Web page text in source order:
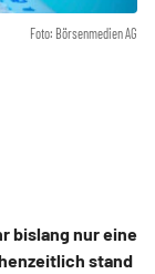
Foto: Börsenmedien AG
bislang nur eine
stand